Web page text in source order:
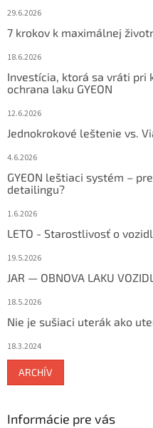
29.6.2026
7 krokov k maximálnej
18.6.2026
Investícia, ktorá sa vráti pri
ochrana laku GYEON
12.6.2026
Jednokrokové leštenie vs.
4.6.2026
GYEON leštiaci systém –
detailingu?
1.6.2026
LETO - Starostlivosť o
19.5.2026
JAR — OBNOVA LAKU
18.5.2026
Nie je sušiaci uterák ako
18.3.2024
ARCHÍV
Informácie pre vás